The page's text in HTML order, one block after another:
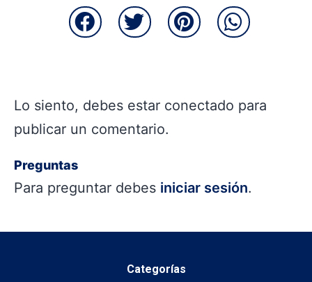
Lo siento, debes estar conectado para
publicar un comentario.
Preguntas
Para preguntar debes iniciar sesión.
Categorías